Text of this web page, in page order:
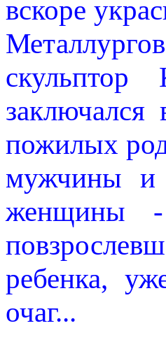
вскоре
скульптор
заключался
пожилых
мужчины и
женщины -
ребенка,
очаг...